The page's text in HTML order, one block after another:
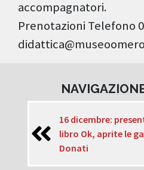
accompagnatori.
Prenotazioni Telefono
16 dicembre:
libro Ok, aprite le
Donati